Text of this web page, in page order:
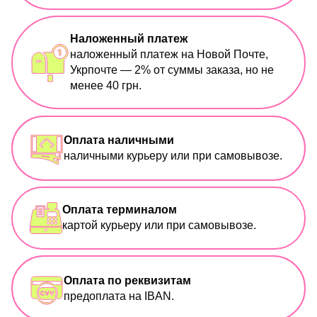
Наложенный платеж
наложенный платеж на Новой Почте,
Укрпочте — 2% от суммы заказа, но не
менее 40 грн.
Оплата наличными
наличными курьеру или при самовывозе.
Оплата терминалом
картой курьеру или при самовывозе.
Оплата по реквизитам
предоплата на IBAN.